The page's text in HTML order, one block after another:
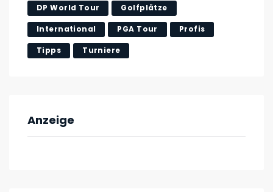
DP World Tour Golfplätze
International PGA Tour Profis
Tipps Turniere
Anzeige